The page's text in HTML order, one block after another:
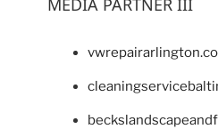
MEDIA PARTNER III